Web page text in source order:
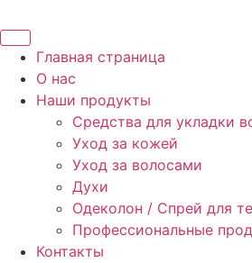
Главная страница
О нас
Наши продукты
Средства для укладки
Уход за кожей
Уход за волосами
Духи
Одеколон / Спрей для
Профессиональные
Контакты